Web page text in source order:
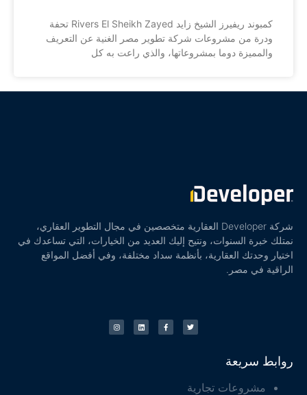
كمبوند ريفيرز الشيخ زايد Rivers El Sheikh Zayed تحفة
ودرة من مشروعات شركة تطوير مصر الغنية عن التعريف
والمميزة دوما بمشروعاتها، والذي راعت به كل
شركة Developer العقارية متخصصين في مجال التطوير العقاري،
نمتلك خبرة السنوات، ونتيح إليك العديد من الخيارات، التي تساعدك في
اختيار وحدتك العقارية، بأنظمة سداد مختلفة، وفي أفضل المواقع
الراقية في مصر.
روابط سريعة
مشروعات تجارية